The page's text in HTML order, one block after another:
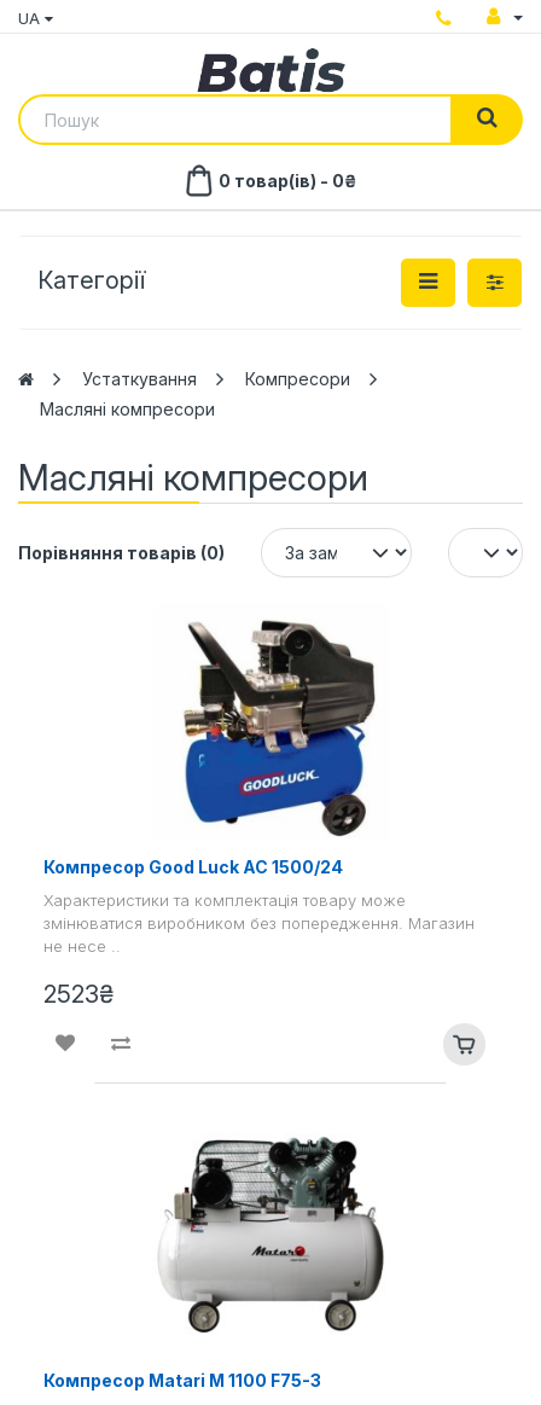
UA
0 товар(ів) - 0₴
Категорії
Устаткування
Компресори
Масляні компресори
Масляні компресори
Порівняння товарів (0)
Компресор Good Luck АС 1500/24
Характеристики та комплектація товару може
змінюватися виробником без попередження. Магазин
не несе ..
2523₴
Компресор Matari M 1100 F75-3